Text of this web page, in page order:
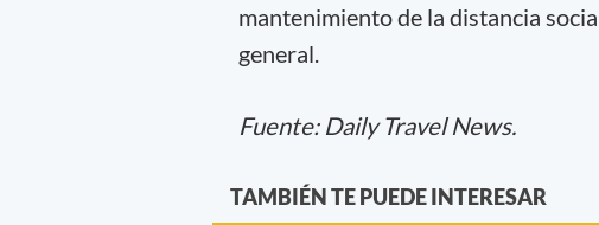
mantenimiento de la distancia
general.
Fuente: Daily Travel News.
TAMBIÉN TE PUEDE INTERESAR